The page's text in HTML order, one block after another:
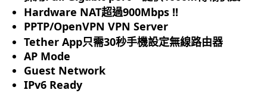
Hardware NAT超過900Mbps !!
PPTP/OpenVPN VPN Server
Tether App只需30秒手機設定無線路由器
AP Mode
Guest Network
IPv6 Ready